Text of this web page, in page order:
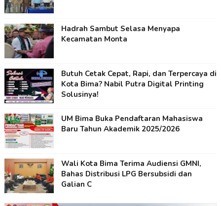
Hadrah Sambut Selasa Menyapa
Kecamatan Monta
Butuh Cetak Cepat, Rapi, dan Terpercaya di
Kota Bima? Nabil Putra Digital Printing
Solusinya!
UM Bima Buka Pendaftaran Mahasiswa
Baru Tahun Akademik 2025/2026
Wali Kota Bima Terima Audiensi GMNI,
Bahas Distribusi LPG Bersubsidi dan
Galian C